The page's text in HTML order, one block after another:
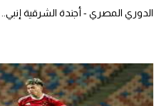
الدوري المصري - أجندة الشرقية